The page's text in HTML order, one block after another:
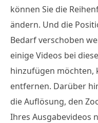
können Sie die
ändern. Und die
Bedarf verschoben
einige Videos bei
hinzufügen möchten,
entfernen. Darüber
die Auflösung, den
Ihres Ausgabevideos